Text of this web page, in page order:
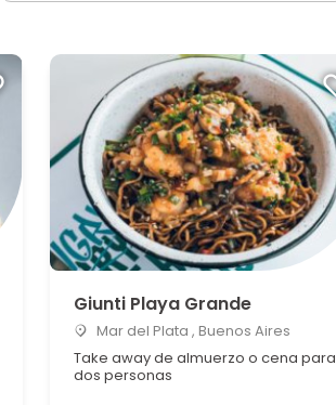
Giunti Playa Grande
Mar del Plata , Buenos Aires
Take away de almuerzo o cena para
dos personas